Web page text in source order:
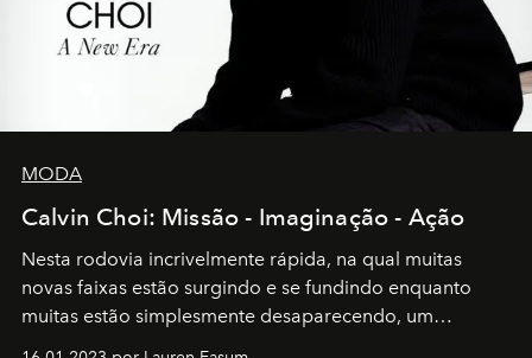
MODA
Calvin Choi: Missão - Imaginação - Ação
Nesta rodovia incrivelmente rápida, na qual muitas
novas faixas estão surgindo e se fundindo enquanto
muitas estão simplesmente desaparecendo, um